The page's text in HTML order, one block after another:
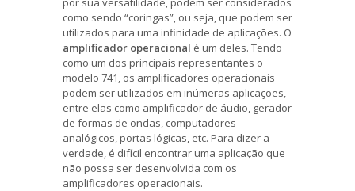
como sendo “coringas”, ou seja, que podem ser
utilizados para uma infinidade de aplicações. O
amplificador operacional é um deles. Tendo
como um dos principais representantes o
modelo 741, os amplificadores operacionais
podem ser utilizados em inúmeras aplicações,
entre elas como amplificador de áudio, gerador
de formas de ondas, computadores
analógicos, portas lógicas, etc. Para dizer a
verdade, é difícil encontrar uma aplicação que
não possa ser desenvolvida com os
amplificadores operacionais.